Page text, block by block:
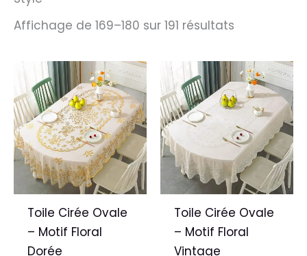
Affichage de 169–180 sur 191 résultats
Toile Cirée Ovale
– Motif Floral
Dorée
Plage
de
prix :
82,99€
à
92,99€
Toile Cirée Ovale
– Motif Floral
Vintage
Plage
de
prix :
82,99€
à
92,99€